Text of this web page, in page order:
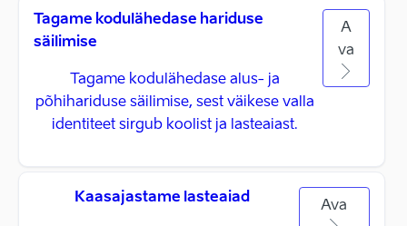
Tagame kodulähedase hariduse
säilimise
Tagame kodulähedase alus- ja
põhihariduse säilimise, sest väikese valla
identiteet sirgub koolist ja lasteaiast.
A
va
Kaasajastame lasteaiad
Ava